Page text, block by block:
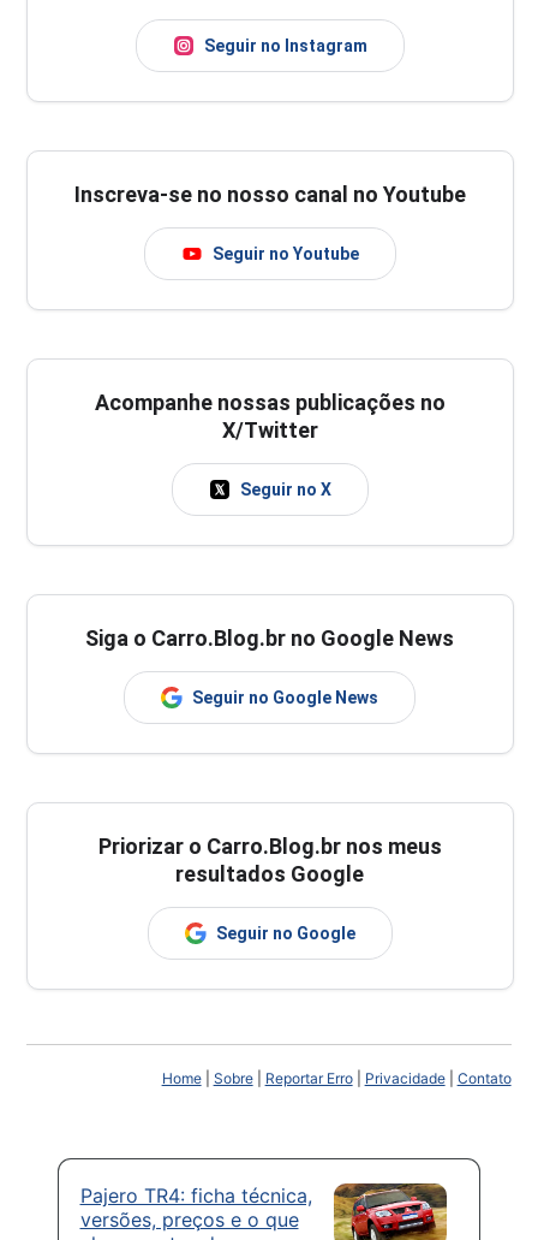
Seguir no Instagram
Inscreva-se no nosso canal no Youtube
Seguir no Youtube
Acompanhe nossas publicações no
X/Twitter
Seguir no X
Siga o Carro.Blog.br no Google News
Seguir no Google News
Priorizar o Carro.Blog.br nos meus
resultados Google
Seguir no Google
Home| Sobre| Reportar Erro| Privacidade| Contato
Pajero TR4: ficha técnica,
versões, preços e o que